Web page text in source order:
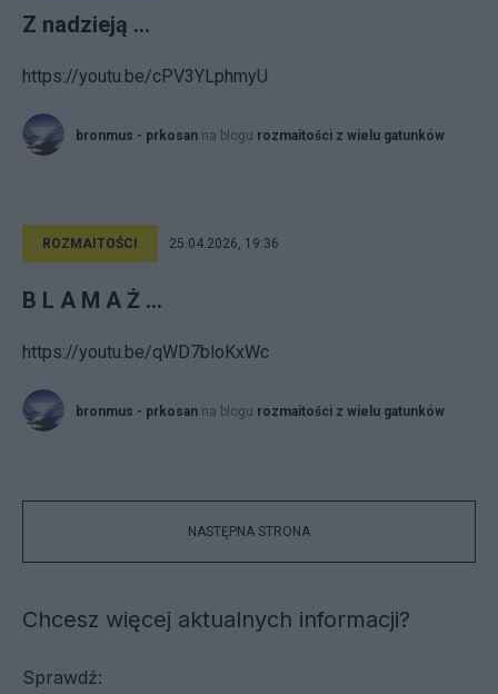
Z nadzieją ...
https://youtu.be/cPV3YLphmyU
bronmus - prkosan na blogu rozmaitości z wielu gatunków
ROZMAITOŚCI 25.04.2026, 19:36
B L A M A Ż ...
https://youtu.be/qWD7bloKxWc
bronmus - prkosan na blogu rozmaitości z wielu gatunków
NASTĘPNA STRONA
Chcesz więcej aktualnych informacji?
Sprawdź: